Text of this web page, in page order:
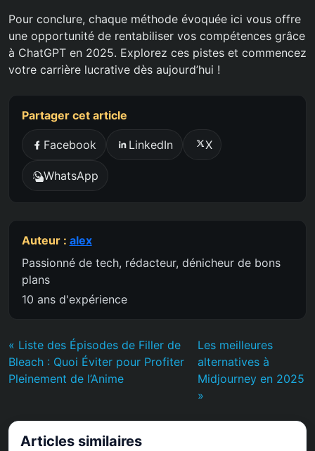
Pour conclure, chaque méthode évoquée ici vous offre
une opportunité de rentabiliser vos compétences grâce
à ChatGPT en 2025. Explorez ces pistes et commencez
votre carrière lucrative dès aujourd’hui !
Partager cet article
Facebook LinkedIn X
WhatsApp
Auteur : alex
Passionné de tech, rédacteur, dénicheur de bons
plans
10 ans d'expérience
« Liste des Épisodes de Filler de
Bleach : Quoi Éviter pour Profiter
Pleinement de l’Anime
Les meilleures
alternatives à
Midjourney en 2025
»
Articles similaires